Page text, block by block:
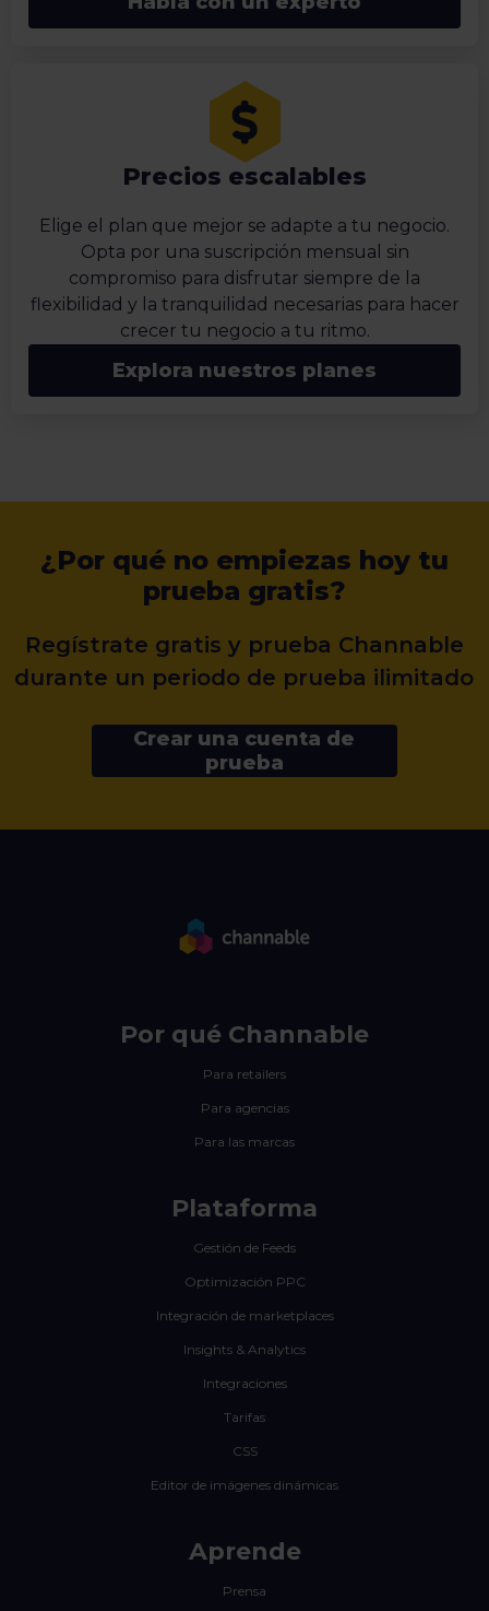
Precios escalables
Elige el plan que mejor se adapte a tu negocio.
Opta por una suscripción mensual sin
compromiso para disfrutar siempre de la
flexibilidad y la tranquilidad necesarias para hacer
crecer tu negocio a tu ritmo.
Explora nuestros planes
¿Por qué no empiezas hoy tu
prueba gratis?
Regístrate gratis y prueba Channable
durante un periodo de prueba ilimitado
Crear una cuenta de
prueba
Por qué Channable
Para retailers
Para agencias
Para las marcas
Plataforma
Gestión de Feeds
Optimización PPC
Integración de marketplaces
Insights & Analytics
Integraciones
Tarifas
CSS
Editor de imágenes dinámicas
Aprende
Prensa